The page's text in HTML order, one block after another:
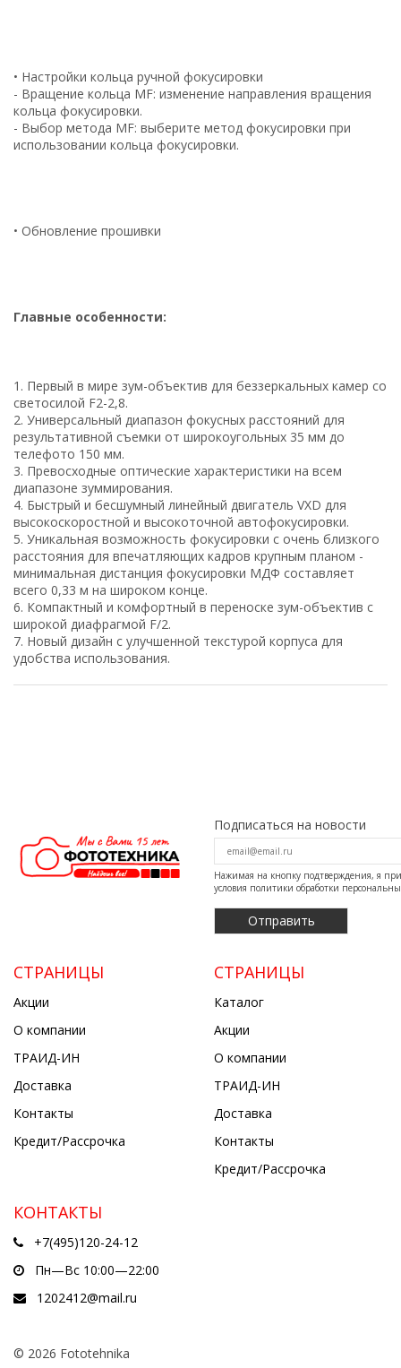
• Настройки кольца ручной фокусировки
- Вращение кольца MF: изменение направления вращения
кольца фокусировки.
- Выбор метода MF: выберите метод фокусировки при
использовании кольца фокусировки.
• Обновление прошивки
Главные особенности:
1. Первый в мире зум-объектив для беззеркальных камер со
светосилой F2-2,8.
2. Универсальный диапазон фокусных расстояний для
результативной съемки от широкоугольных 35 мм до
телефото 150 мм.
3. Превосходные оптические характеристики на всем
диапазоне зуммирования.
4. Быстрый и бесшумный линейный двигатель VXD для
высокоскоростной и высокоточной автофокусировки.
5. Уникальная возможность фокусировки с очень близкого
расстояния для впечатляющих кадров крупным планом -
минимальная дистанция фокусировки МДФ составляет
всего 0,33 м на широком конце.
6. Компактный и комфортный в переноске зум-объектив с
широкой диафрагмой F/2.
7. Новый дизайн с улучшенной текстурой корпуса для
удобства использования.
Подписаться на новости
Нажимая на кнопку подтверждения, я
условия политики обработки
СТРАНИЦЫ
Акции
О компании
ТРАИД-ИН
Доставка
Контакты
Кредит/Рассрочка
СТРАНИЦЫ
Каталог
Акции
О компании
ТРАИД-ИН
Доставка
Контакты
Кредит/Рассрочка
КОНТАКТЫ
+7(495)120-24-12
Пн—Вс 10:00—22:00
1202412@mail.ru
© 2026 Fototehnika